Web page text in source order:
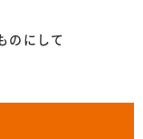
のにして